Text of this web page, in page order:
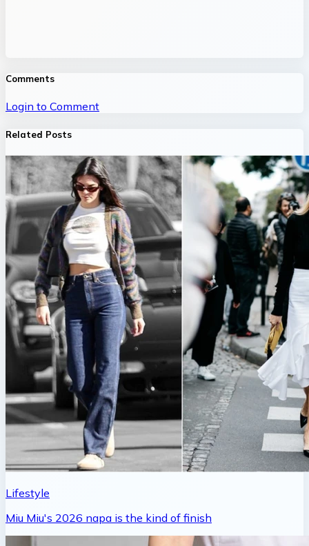
Comments
Login to Comment
Related Posts
Lifestyle
Miu Miu's 2026 napa is the kind of finish